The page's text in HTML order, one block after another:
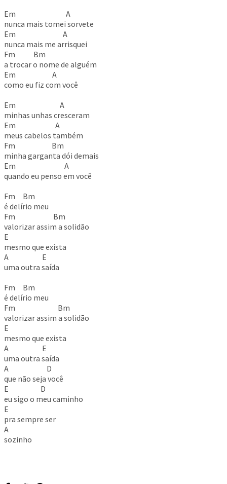
Em A
nunca mais tomei sorvete
Em A
nunca mais me arrisquei
Fm Bm
a trocar o nome de alguém
Em A
como eu fiz com você
Em A
minhas unhas cresceram
Em A
meus cabelos também
Fm Bm
minha garganta dói demais
Em A
quando eu penso em você
Fm Bm
é delírio meu
Fm Bm
valorizar assim a solidão
E
mesmo que exista
A E
uma outra saída
Fm Bm
é delírio meu
Fm Bm
valorizar assim a solidão
E
mesmo que exista
A E
uma outra saída
A D
que não seja você
E D
eu sigo o meu caminho
E
pra sempre ser
A
sozinho